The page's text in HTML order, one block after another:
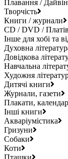
Плавання /
Творчість
Книги / журнали
CD / DVD /
Інше для хобі та
Духовна
Довідкова
Навчальна
Художня
Дитячі книги
Журнали, газети
Плакати,
Інші книги
Акваріумістика
Гризуни
Собаки
Коти
Пташки